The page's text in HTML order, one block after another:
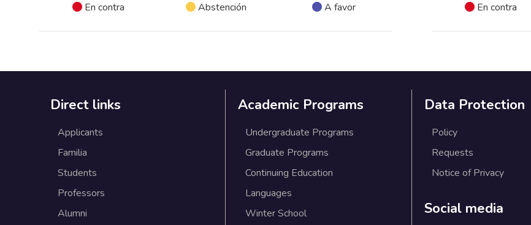
En contra Abstención A favor En contra
Direct links
Applicants
Familia
Students
Professors
Alumni
Academic Programs
Undergraduate Programs
Graduate Programs
Continuing Education
Languages
Winter School
Data Protection
Policy
Requests
Notice of Privacy
Social media